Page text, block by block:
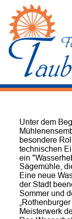
Unter dem
besondere
technischen
ein
Sägemühle,
Eine neue
der Stadt
Sommer und
Meisterwerk